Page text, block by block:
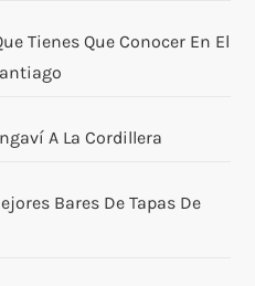
Tienes Que Conocer En El
A La Cordillera
Bares De Tapas De